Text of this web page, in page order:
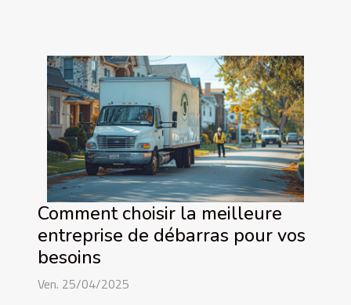
Comment choisir la meilleure
entreprise de débarras pour vos
besoins
Ven. 25/04/2025